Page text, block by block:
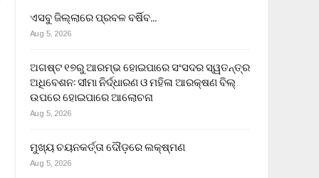
ଏସବୁ ଜିଲ୍ଲାରେ ପ୍ରବଳ ବର୍ଷିବ…
Aug 5, 2026
ଅଗଷ୍ଟ ୧୭ରୁ ଆରମ୍ଭ ହୋଇପାରେ ସଂସଦର ସ୍ୱତନ୍ତ୍ର
ଅଧିବେଶନ: ସୀମା ନିର୍ଦ୍ଧାରଣ ଓ ମହିଳା ଆରକ୍ଷଣ ବିଲ୍
ଉପରେ ହୋଇପାରେ ଆଲୋଚନା
Aug 5, 2026
ମୁଖ୍ୟ ଚୟନକର୍ତ୍ତା ଦୌଡ଼ରେ ଲକ୍ଷ୍ମଣ
Aug 5, 2026